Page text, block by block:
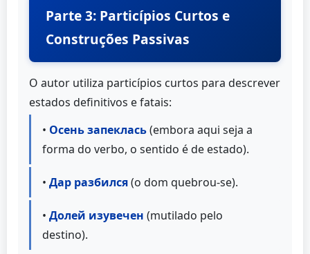
Parte 3: Particípios Curtos e
Construções Passivas
O autor utiliza particípios curtos para descrever
estados definitivos e fatais:
• Осень запеклась(embora aqui seja a
forma do verbo, o sentido é de estado).
• Дар разбился(o dom quebrou-se).
• Долей изувечен (mutilado pelo
destino).